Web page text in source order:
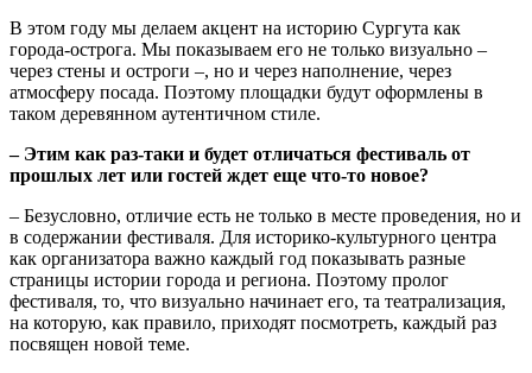
В этом году мы делаем акцент на историю Сургута как
города-острога. Мы показываем его не только визуально ‒
через стены и остроги ‒, но и через наполнение, через
атмосферу посада. Поэтому площадки будут оформлены в
таком деревянном аутентичном стиле.
‒ Этим как раз-таки и будет отличаться фестиваль от
прошлых лет или гостей ждет еще что-то новое?
‒ Безусловно, отличие есть не только в месте проведения, но и
в содержании фестиваля. Для историко-культурного центра
как организатора важно каждый год показывать разные
страницы истории города и региона. Поэтому пролог
фестиваля, то, что визуально начинает его, та театрализация,
на которую, как правило, приходят посмотреть, каждый раз
посвящен новой теме.